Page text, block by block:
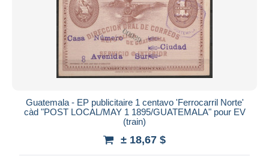
Übernehmen
Guatemala - EP publicitaire 1 centavo 'Ferrocarril Norte'
càd "POST LOCAL/MAY 1 1895/GUATEMALA" pour EV
(train)
± 18,67 $